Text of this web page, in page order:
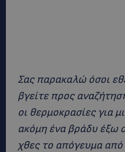
Σας παρακαλώ όσοι
βγείτε προς
οι θερμοκρασίες για
ακόμη ένα βράδυ έξω
χθες το απόγευμα από